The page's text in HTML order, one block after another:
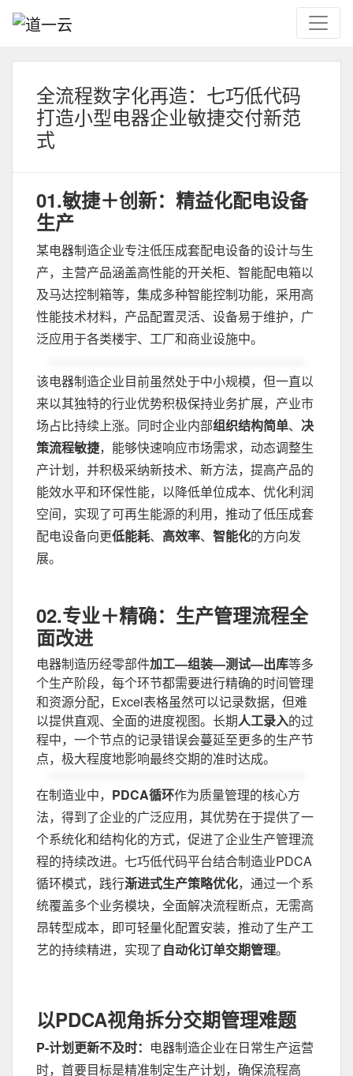
全流程数字化再造‌：七巧低代码
打造小型电器企业敏捷交付新范
式‌
01.敏捷＋创新：精益化配电设备
生产
某电器制造企业专注低压成套配电设备的设计与生
产，主营产品涵盖高性能的开关柜、智能配电箱以
及马达控制箱等，集成多种智能控制功能，采用高
性能技术材料，产品配置灵活、设备易于维护，广
泛应用于各类楼宇、工厂和商业设施中。
该电器制造企业目前虽然处于中小规模，但一直以
来以其独特的行业优势积极保持业务扩展，产业市
场占比持续上涨。同时企业内部组织结构简单、 决
策流程敏捷，能够快速响应市场需求，动态调整生
产计划，并积极采纳新技术、新方法，提高产品的
能效水平和环保性能，以降低单位成本、优化利润
空间，实现了可再生能源的利用，推动了低压成套
配电设备向更低能耗、 高效率、 智能化的方向发
展。
02.专业＋精确：生产管理流程全
面改进
电器制造历经零部件加工—组装—测试—出库等多
个生产阶段，每个环节都需要进行精确的时间管理
和资源分配，Excel表格虽然可以记录数据，但难
以提供直观、全面的进度视图。长期人工录入的过
程中，一个节点的记录错误会蔓延至更多的生产节
点，极大程度地影响最终交期的准时达成。
在制造业中， PDCA循环作为质量管理的核心方
法，得到了企业的广泛应用，其优势在于提供了一
个系统化和结构化的方式，促进了企业生产管理流
程的持续改进。七巧低代码平台结合制造业PDCA
循环模式，践行渐进式生产策略优化，通过一个系
统覆盖多个业务模块，全面解决流程断点，无需高
昂转型成本，即可轻量化配置安装，推动了生产工
艺的持续精进，实现了自动化订单交期管理。
以PDCA视角拆分交期管理难题
P-计划更新不及时： 电器制造企业在日常生产运营
时，首要目标是精准制定生产计划，确保流程高